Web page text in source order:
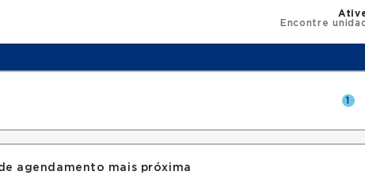
Encontre
1
agendamento mais próxima